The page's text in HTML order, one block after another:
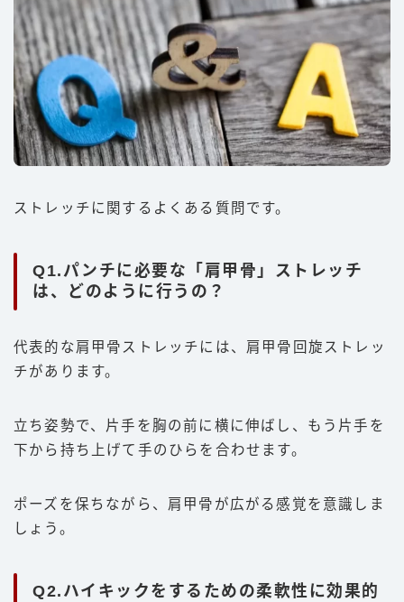
ストレッチに関するよくある質問です。
Q1.パンチに必要な「肩甲骨」ストレッチ
は、どのように行うの？
代表的な肩甲骨ストレッチには、肩甲骨回旋ストレッ
チがあります。
立ち姿勢で、片手を胸の前に横に伸ばし、もう片手を
下から持ち上げて手のひらを合わせます。
ポーズを保ちながら、肩甲骨が広がる感覚を意識しま
しょう。
Q2.ハイキックをするための柔軟性に効果的